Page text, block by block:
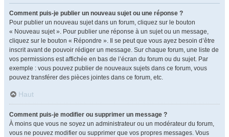
Comment puis-je publier un nouveau sujet ou une réponse ?
Pour publier un nouveau sujet dans un forum, cliquez sur le bouton
« Nouveau sujet ». Pour publier une réponse à un sujet ou un message,
cliquez sur le bouton « Répondre ». Il se peut que vous ayez besoin d’être
inscrit avant de pouvoir rédiger un message. Sur chaque forum, une liste de
vos permissions est affichée en bas de l’écran du forum ou du sujet. Par
exemple : vous pouvez publier de nouveaux sujets dans ce forum, vous
pouvez transférer des pièces jointes dans ce forum, etc.
Haut
Comment puis-je modifier ou supprimer un message ?
À moins que vous ne soyez un administrateur ou un modérateur du forum,
vous ne pouvez modifier ou supprimer que vos propres messages. Vous